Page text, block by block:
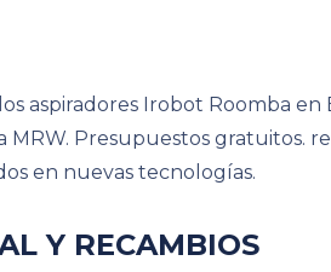
aspiradores Irobot Roomba en
MRW. Presupuestos gratuitos.
en nuevas tecnologías.
Y RECAMBIOS